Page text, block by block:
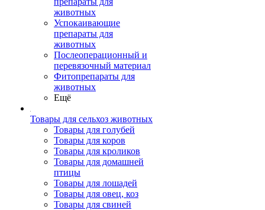
животных
Успокаивающие
препараты для
животных
Послеоперационный и
перевязочный материал
Фитопрепараты для
животных
Ещё
Товары для сельхоз животных
Товары для голубей
Товары для коров
Товары для кроликов
Товары для домашней
птицы
Товары для лошадей
Товары для овец, коз
Товары для свиней